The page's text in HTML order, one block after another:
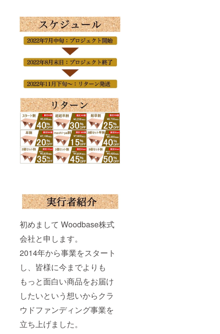
初めまして Woodbase株式
会社と申します。
2014年から事業をスタート
し、皆様に今までよりも
もっと面白い商品をお届け
したいという想いからクラ
ウドファンディング事業を
立ち上げました。